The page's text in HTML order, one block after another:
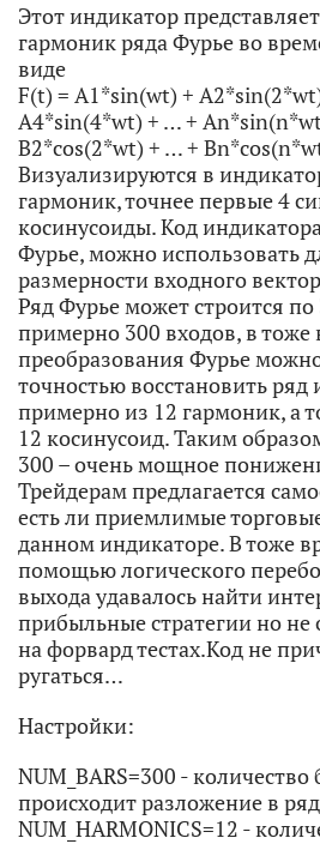
Этот индикатор
гармоник ряда Фурье во
виде
F(t) = A1*sin(wt) +
A4*sin(4*wt) + … +
B2*cos(2*wt) + … +
Визуализируются в
гармоник, точнее первые 4
косинусоиды. Код
Фурье, можно использовать
размерности входного
Ряд Фурье может строится по
примерно 300 входов, в
преобразования Фурье
точностью восстановить ряд
примерно из 12 гармоник, а
12 косинусоид. Таким
300 – очень мощное
Трейдерам предлагается
есть ли приемлимые
данном индикаторе. В тоже
помощью логического
выхода удавалось найти
прибыльные стратегии но не
на форвард тестах.Код не
ругаться…
Настройки:
NUM_BARS=300 -
происходит разложение в
NUM_HARMONICS=12 -